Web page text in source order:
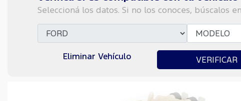
Seleccioná los datos. Si no los conoces, búscalos
Eliminar Vehículo VERIFICAR